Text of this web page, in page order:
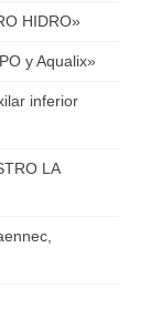
HIDRO»
y Aqualix»
inferior
LA